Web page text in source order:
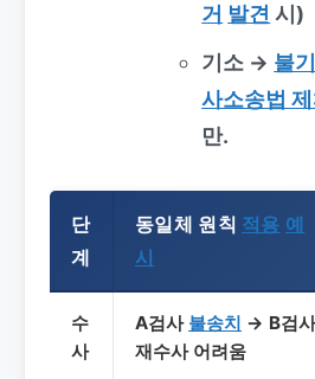
거 발견 시)
기소 → 불
사소송법
만.
단
계
동일체 원칙 적용 예
시
수
사
A검사 불송치 → B검사
재수사 어려움